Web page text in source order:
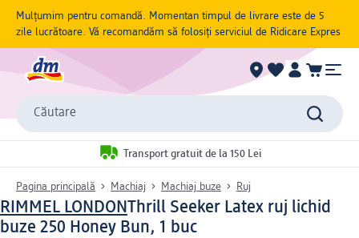
Mulțumim pentru comandă. Momentan timpul de livrare este de 5
zile lucrătoare. Vă recomandăm să folosiți serviciul de Ridicare Expres
Căutare
Transport gratuit de la 150 Lei
Pagina principală Machiaj Machiaj buze Ruj
RIMMEL LONDONThrill Seeker Latex ruj lichid
buze 250 Honey Bun, 1 buc